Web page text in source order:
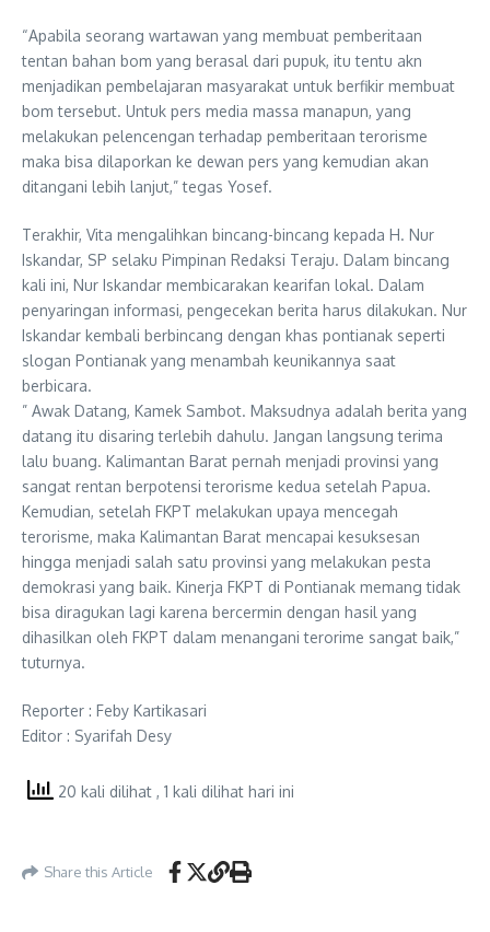
“Apabila seorang wartawan yang membuat pemberitaan
tentan bahan bom yang berasal dari pupuk, itu tentu akn
menjadikan pembelajaran masyarakat untuk berfikir membuat
bom tersebut. Untuk pers media massa manapun, yang
melakukan pelencengan terhadap pemberitaan terorisme
maka bisa dilaporkan ke dewan pers yang kemudian akan
ditangani lebih lanjut,” tegas Yosef.
Terakhir, Vita mengalihkan bincang-bincang kepada H. Nur
Iskandar, SP selaku Pimpinan Redaksi Teraju. Dalam bincang
kali ini, Nur Iskandar membicarakan kearifan lokal. Dalam
penyaringan informasi, pengecekan berita harus dilakukan. Nur
Iskandar kembali berbincang dengan khas pontianak seperti
slogan Pontianak yang menambah keunikannya saat
berbicara.
” Awak Datang, Kamek Sambot. Maksudnya adalah berita yang
datang itu disaring terlebih dahulu. Jangan langsung terima
lalu buang. Kalimantan Barat pernah menjadi provinsi yang
sangat rentan berpotensi terorisme kedua setelah Papua.
Kemudian, setelah FKPT melakukan upaya mencegah
terorisme, maka Kalimantan Barat mencapai kesuksesan
hingga menjadi salah satu provinsi yang melakukan pesta
demokrasi yang baik. Kinerja FKPT di Pontianak memang tidak
bisa diragukan lagi karena bercermin dengan hasil yang
dihasilkan oleh FKPT dalam menangani terorime sangat baik,”
tuturnya.
Reporter : Feby Kartikasari
Editor : Syarifah Desy
20 kali dilihat , 1 kali dilihat hari ini
Share this Article